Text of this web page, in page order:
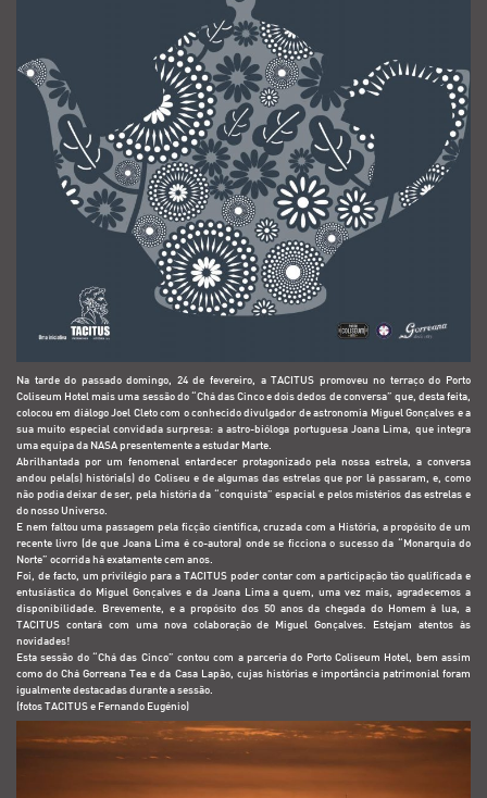
Na tarde do passado domingo, 24 de fevereiro, a TACITUS promoveu no terraço do
Porto
Coliseum Hotel mais uma sessão do “Chá das Cinco e dois dedos de conversa” que, desta feita,
colocou em diálogo Joel Cleto com o conhecido divulgador de astronomia Miguel Gonçalves e a
sua muito especial convidada surpresa: a astro-bióloga portuguesa Joana Lima, que integra
uma equipa da NASA presentemente a estudar Marte.
Abrilhantada por um fenomenal entardecer protagonizado pela nossa estrela, a conversa
andou pela(s) história(s) do Coliseu e de algumas das estrelas que por lá passaram, e, como
não podia deixar de ser, pela história da “conquista” espacial e pelos mistérios das estrelas e
do nosso Universo.
E nem faltou uma passagem pela ficção científica, cruzada com a História, a propósito de um
recente livro (de que Joana Lima é co-autora) onde se ficciona o sucesso da “Monarquia do
Norte” ocorrida há exatamente cem anos.
Foi, de facto, um privilégio para a TACITUS poder contar com a participação tão qualificada e
entusiástica do Miguel Gonçalves e da Joana Lima a quem, uma vez mais, agradecemos a
disponibilidade. Brevemente, e a propósito dos 50 anos da chegada do Homem à lua, a
TACITUS contará com uma nova colaboração de Miguel Gonçalves. Estejam atentos às
novidades!
Esta sessão do “Chá das Cinco” contou com a parceria do
Porto Coliseum Hotel , bem assim
como doChá Gorreana Tea e da Casa Lapão, cujas histórias e importância patrimonial foram
igualmente destacadas durante a sessão.
(fotos TACITUS e Fernando Eugénio)